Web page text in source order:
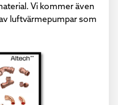
Vi kommer även
luftvärmepumpar som